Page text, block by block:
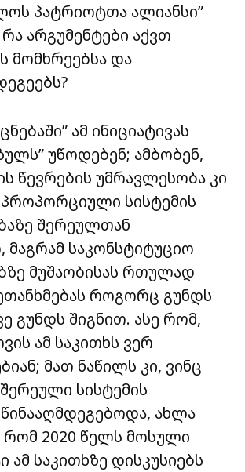
პატრიოტთა ალიანსი”
რა არგუმენტები აქვთ
მომხრეებსა და
ამ ინიციატივას
უწოდებენ; ამბობენ,
წევრების უმრავლესობა კი
სისტემის
შერეულთან
მაგრამ საკონსტიტუციო
მუშაობისას რთულად
როგორც გუნდს
გუნდს შიგნით. ასე რომ,
ამ საკითხს ვერ
მათ ნაწილს კი, ვინც
შერეული სისტემის
ახლა
რომ 2020 წელს მოსული
ამ საკითხზე დისკუსიებს